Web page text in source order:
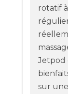
rotatif
Jetpod
sur